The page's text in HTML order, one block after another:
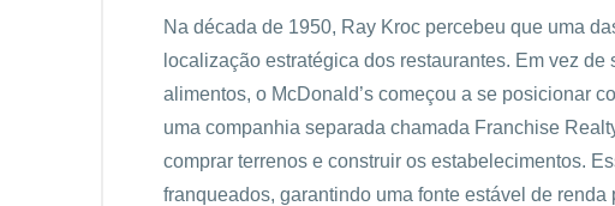
Na década de 1950, Ray Kroc percebeu que uma
localização estratégica dos restaurantes. Em vez
alimentos, o McDonald’s começou a se posicionar
uma companhia separada chamada Franchise
comprar terrenos e construir os estabelecimentos.
franqueados, garantindo uma fonte estável de renda